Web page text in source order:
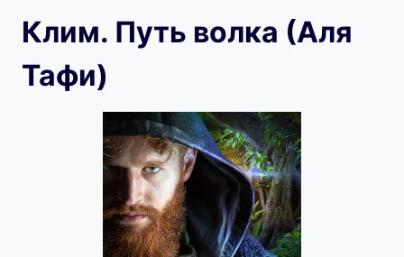
Клим. Путь волка (Аля
Тафи)